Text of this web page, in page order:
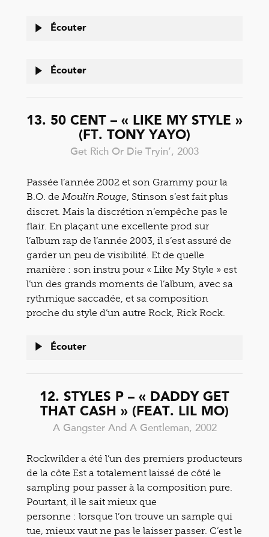
Écouter
Écouter
13. 50 CENT – « LIKE MY STYLE »
(FT. TONY YAYO)
Get Rich Or Die Tryin’, 2003
Passée l’année 2002 et son Grammy pour la
B.O. de Moulin Rouge , Stinson s’est fait plus
discret. Mais la discrétion n’empêche pas le
flair. En plaçant une excellente prod sur
l’album rap de l’année 2003, il s’est assuré de
garder un peu de visibilité. Et de quelle
manière : son instru pour « Like My Style » est
l’un des grands moments de l’album, avec sa
rythmique saccadée, et sa composition
proche du style d’un autre Rock, Rick Rock.
Écouter
12. STYLES P – « DADDY GET
THAT CASH » (FEAT. LIL MO)
A Gangster And A Gentleman, 2002
Rockwilder a été l’un des premiers producteurs
de la côte Est a totalement laissé de côté le
sampling pour passer à la composition pure.
Pourtant, il le sait mieux que
personne : lorsque l’on trouve un sample qui
tue, mieux vaut ne pas le laisser passer. C’est le